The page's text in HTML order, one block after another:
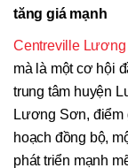
tăng giá mạnh
Centreville
mà là một cơ hội
trung tâm huyện
Lương Sơn, điểm
hoạch đồng bộ,
phát triển mạnh